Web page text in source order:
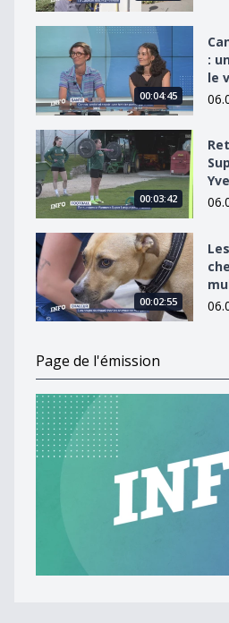
Cancer, amitié et espoir :
00:04:45
:
le
Retour dans la
00:03:42
Les coups de chaud chez les
00:02:55
Page de l'émission